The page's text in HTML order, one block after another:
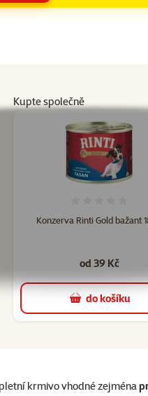
Kupte společně
Konzerva Rinti Gold bažant
od 39 Kč
do košíku
krmivo vhodné zejména